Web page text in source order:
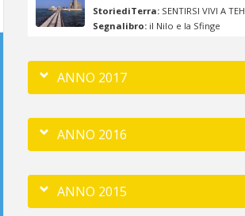
StoriediTerra: SENTIRSI VIVI A
Segnalibro: il Nilo e la Sfinge
ANNO 2017
ANNO 2016
ANNO 2015